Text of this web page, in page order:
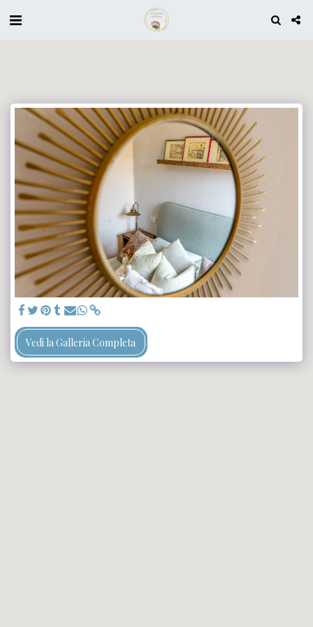
Vedi la Galleria Completa